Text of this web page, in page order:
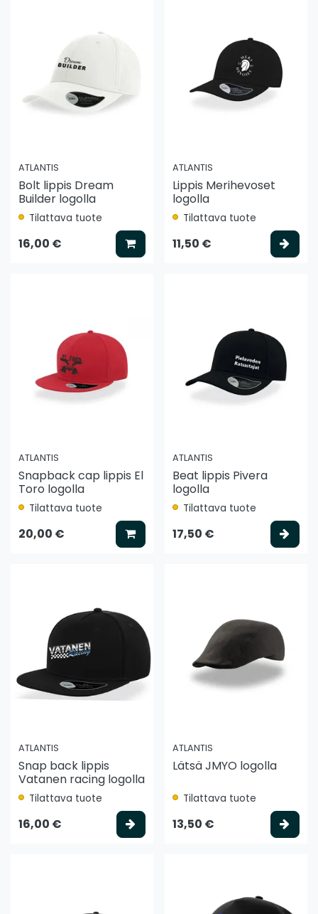
ATLANTIS
Bolt lippis Dream
Builder logolla
Tilattava tuote
16,00 € Lisää koriin
ATLANTIS
Lippis Merihevoset
logolla
Tilattava tuote
11,50 €
ATLANTIS
Snapback cap lippis El
Toro logolla
Tilattava tuote
20,00 € Lisää koriin
ATLANTIS
Beat lippis Pivera
logolla
Tilattava tuote
17,50 €
ATLANTIS
Snap back lippis
Vatanen racing logolla
Tilattava tuote
16,00 € Valitse vaihtoehto
ATLANTIS
Lätsä JMYO logolla
Tilattava tuote
13,50 €